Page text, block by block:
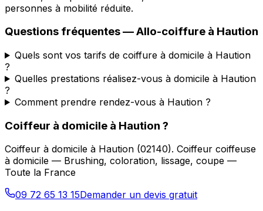
personnes à mobilité réduite.
Questions fréquentes —Allo-coiffure à Haution
Quels sont vos tarifs de coiffure à domicile à Haution
?
Quelles prestations réalisez-vous à domicile à Haution
?
Comment prendre rendez-vous à Haution ?
Coiffeur à domicile à Haution ?
Coiffeur à domicile à Haution (02140). Coiffeur coiffeuse
à domicile — Brushing, coloration, lissage, coupe —
Toute la France
09 72 65 13 15Demander un devis gratuit